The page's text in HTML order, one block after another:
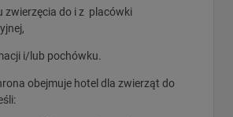
zwierzęcia do i z placówki
i/lub pochówku.
obejmuje hotel dla zwierząt do